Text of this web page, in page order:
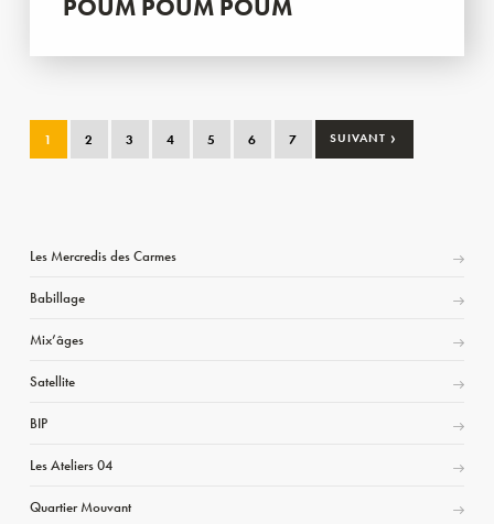
POUM POUM POUM
1 2 3 4 5 6 7 SUIVANT ›
Les Mercredis des Carmes
Babillage
Mix’âges
Satellite
BIP
Les Ateliers 04
Quartier Mouvant